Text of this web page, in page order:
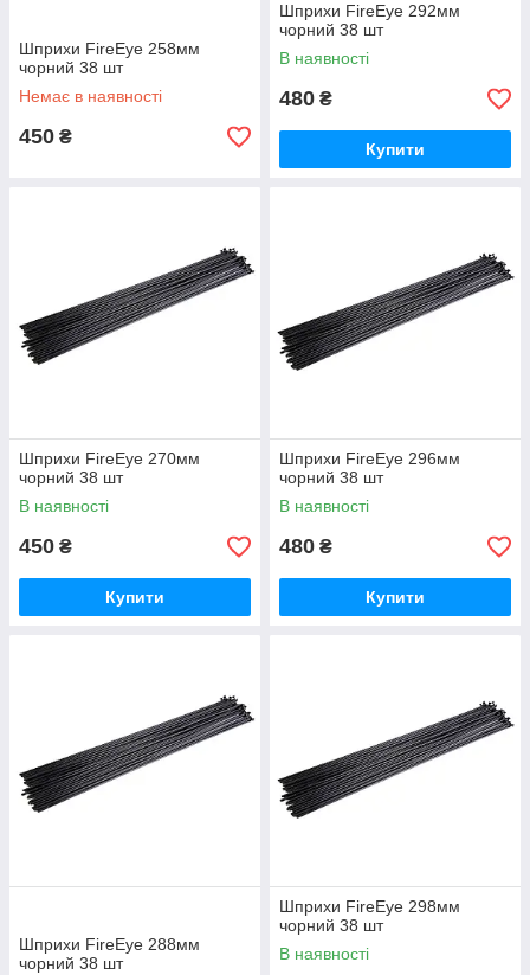
Шприхи FireEye 258мм
чорний 38 шт
Немає в наявності
450 ₴
Шприхи FireEye 292мм
чорний 38 шт
В наявності
480 ₴
Купити
Шприхи FireEye 270мм
чорний 38 шт
В наявності
450 ₴
Купити
Шприхи FireEye 296мм
чорний 38 шт
В наявності
480 ₴
Купити
Шприхи FireEye 288мм
чорний 38 шт
Шприхи FireEye 298мм
чорний 38 шт
В наявності